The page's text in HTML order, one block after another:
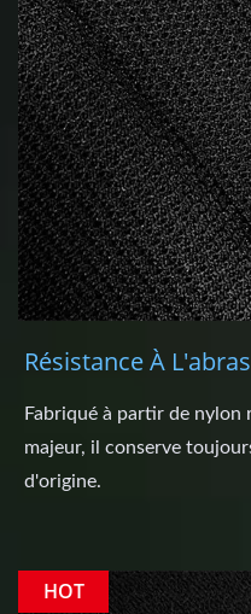
Résistance À
Fabriqué à partir de
majeur, il conserve
d'origine.
HOT